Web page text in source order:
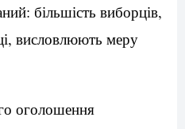
більшість виборців,
висловлюють меру
оголошення